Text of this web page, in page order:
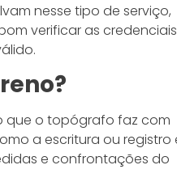
nesse tipo de serviço,
verificar as
que o topógrafo faz com
a escritura ou registro
e confrontações do